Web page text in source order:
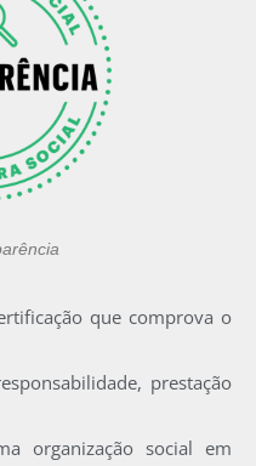
que comprova o
prestação
organização social em